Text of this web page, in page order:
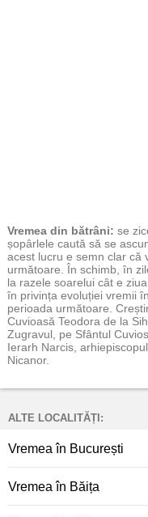
Vremea din bătrâni: se
șopârlele caută să se
acest lucru e semn clar că
următoare. În schimb, în
la razele soarelui cât e
în privința evoluției vremii
perioada următoare.
Cuvioasă Teodora de la
Zugravul, pe Sfântul
Ierarh Narcis,
Nicanor.
ALTE LOCALITĂȚI:
Vremea în București
Vremea în Băița